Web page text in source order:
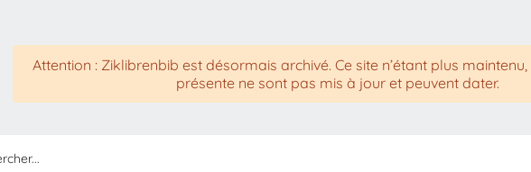
Attention : Ziklibrenbib est désormais archivé. Ce site n’étant plus maintenu,
présente ne sont pas mis à jour et peuvent dater.